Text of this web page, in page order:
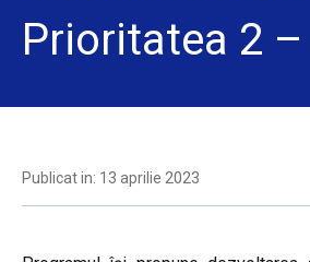
Prioritatea 2
Publicat in: 13 aprilie 2023